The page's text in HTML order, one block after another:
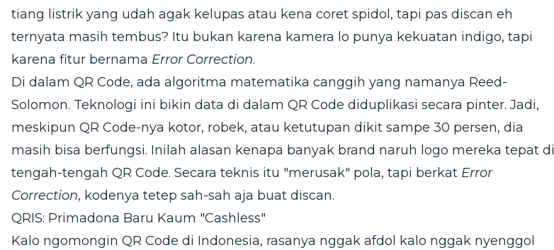
tiang listrik yang udah agak kelupas atau kena coret spidol, tapi pas discan eh
ternyata masih tembus? Itu bukan karena kamera lo punya kekuatan indigo, tapi
karena fitur bernama Error Correction.
Di dalam QR Code, ada algoritma matematika canggih yang namanya Reed-
Solomon. Teknologi ini bikin data di dalam QR Code diduplikasi secara pinter. Jadi,
meskipun QR Code-nya kotor, robek, atau ketutupan dikit sampe 30 persen, dia
masih bisa berfungsi. Inilah alasan kenapa banyak brand naruh logo mereka tepat di
tengah-tengah QR Code. Secara teknis itu "merusak" pola, tapi berkat Error
Correction, kodenya tetep sah-sah aja buat discan.
QRIS: Primadona Baru Kaum "Cashless"
Kalo ngomongin QR Code di Indonesia, rasanya nggak afdol kalo nggak nyenggol